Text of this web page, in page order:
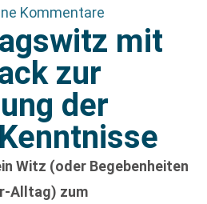
Kommentare
mit
zur
der
Witz (oder Begebenheiten
Alltag) zum